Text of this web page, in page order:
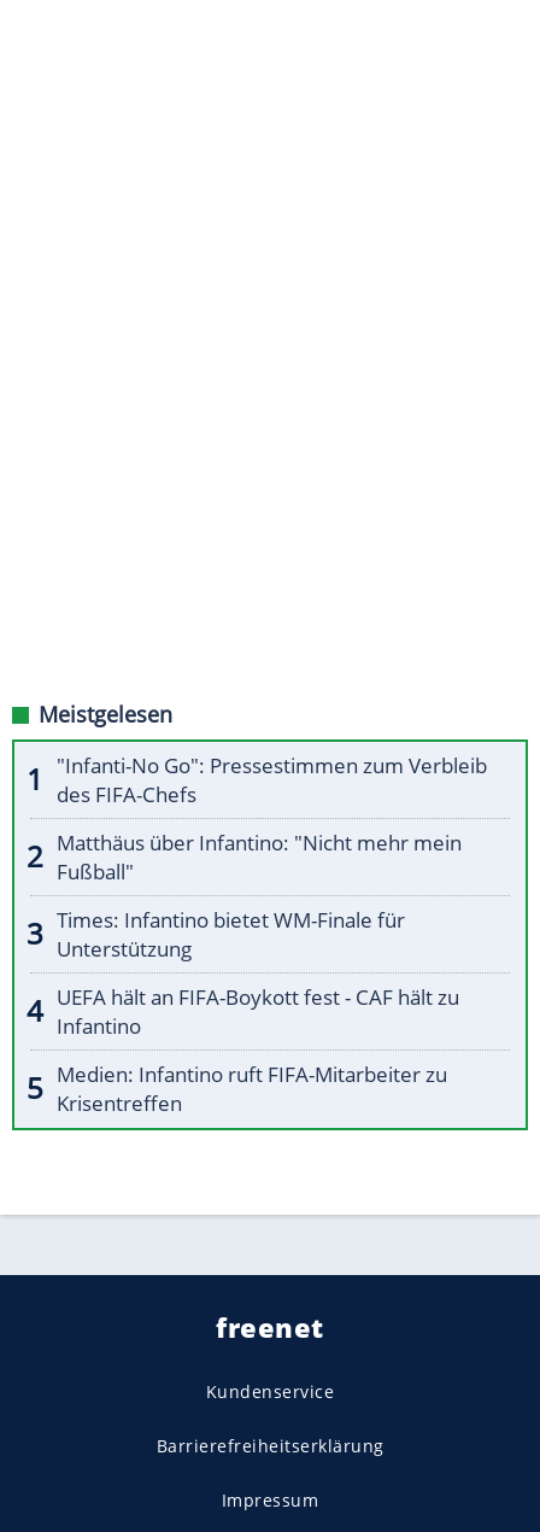
Meistgelesen
"Infanti-No Go": Pressestimmen zum Verbleib
des FIFA-Chefs
Matthäus über Infantino: "Nicht mehr mein
Fußball"
Times: Infantino bietet WM-Finale für
Unterstützung
UEFA hält an FIFA-Boykott fest - CAF hält zu
Infantino
Medien: Infantino ruft FIFA-Mitarbeiter zu
Krisentreffen
freenet
Kundenservice
Barrierefreiheitserklärung
Impressum